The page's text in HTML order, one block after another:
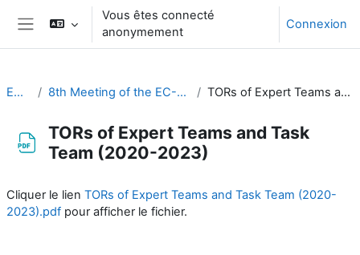
Passer au contenu principal
Panneau latéral
Vous êtes connecté
anonymement
Connexion
EC-CDP 8th Meeting of the EC-CDP (5 & 6 February 2024) TORs of Expert Teams and Task Team (2020-2023)
TORs of Expert Teams and Task
Team (2020-2023)
Cliquer le lien TORs of Expert Teams and Task Team (2020-
2023).pdf pour afficher le fichier.